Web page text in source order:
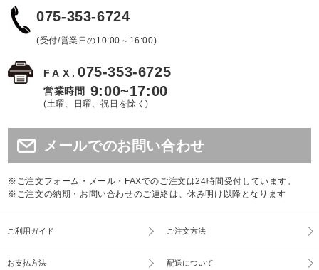
075-353-6724
(受付/営業日の10:00～16:00)
FAX.075-353-6725
営業時間 9:00~17:00
(土曜、日曜、祝日を除く)
メールでのお問い合わせ
※ご注文フォーム・メール・FAXでのご注文は24時間受付しています。
※ご注文の納期・お問い合わせのご連絡は、休み明け以降となります
ご利用ガイド ご注文方法
お支払方法 配送について